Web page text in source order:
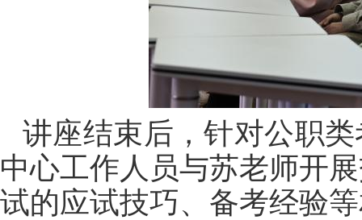
讲座结束后，针对公职
中心工作人员与苏老师开
试的应试技巧、备考经验等